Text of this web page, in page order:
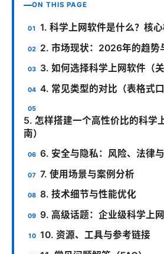
ON THIS PAGE
1. 科学上网软件是什么？核
2. 市场现状：2026年的趋势
3. 如何选择科学上网软件（关
4. 常见类型的对比（表格式口
5. 怎样搭建一个高性价比的科学
南）
6. 安全与隐私：风险、法律
7. 使用场景与案例分析
8. 技术细节与性能优化
9. 高级话题：企业级科学上
10. 资源、工具与参考链接